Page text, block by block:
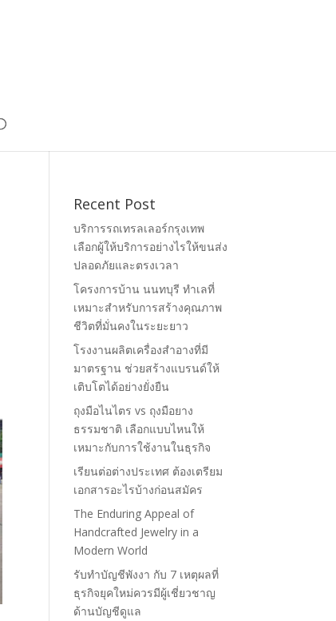
Recent Post
บริการรถเทรลเลอร์กรุงเทพ
เลือกผู้ให้บริการอย่างไรให้ขนส่ง
ปลอดภัยและตรงเวลา
โครงการบ้าน นนทบุรี ทำเลที่
เหมาะสำหรับการสร้างคุณภาพ
ชีวิตที่มั่นคงในระยะยาว
โรงงานผลิตเครื่องสำอางที่มี
มาตรฐาน ช่วยสร้างแบรนด์ให้
เติบโตได้อย่างยั่งยืน
ถุงมือไนไตร vs ถุงมือยาง
ธรรมชาติ เลือกแบบไหนให้
เหมาะกับการใช้งานในธุรกิจ
เรียนต่อต่างประเทศ ต้องเตรียม
เอกสารอะไรบ้างก่อนสมัคร
The Enduring Appeal of
Handcrafted Jewelry in a
Modern World
รับทำบัญชีพังงา กับ 7 เหตุผลที่
ธุรกิจยุคใหม่ควรมีผู้เชี่ยวชาญ
ด้านบัญชีดูแล